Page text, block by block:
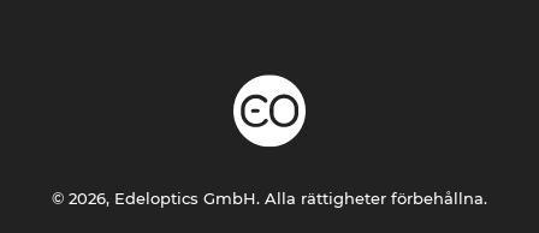
© 2026, Edeloptics GmbH. Alla rättigheter förbehållna.